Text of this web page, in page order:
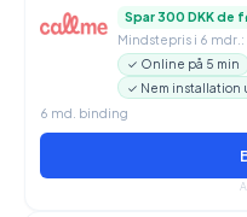
Spar 300 DKK de
Mindstepris i 6 mdr.:
✓ Online på 5 min
✓ Nem installation
6 md. binding